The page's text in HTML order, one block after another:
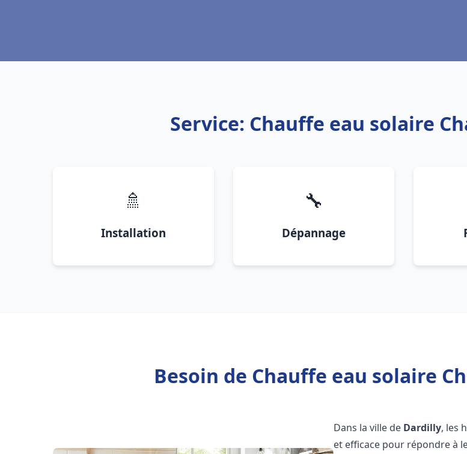
Service: Chauffe eau solaire
🚿
Installation
🔧
Dépannage
Besoin de Chauffe eau solaire
Dans la ville de Dardilly, les
et efficace pour répondre à